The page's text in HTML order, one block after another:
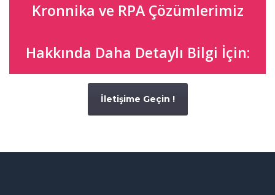
Kronnika ve RPA Çözümlerimiz
Hakkında Daha Detaylı Bilgi İçin:
İletişime Geçin !